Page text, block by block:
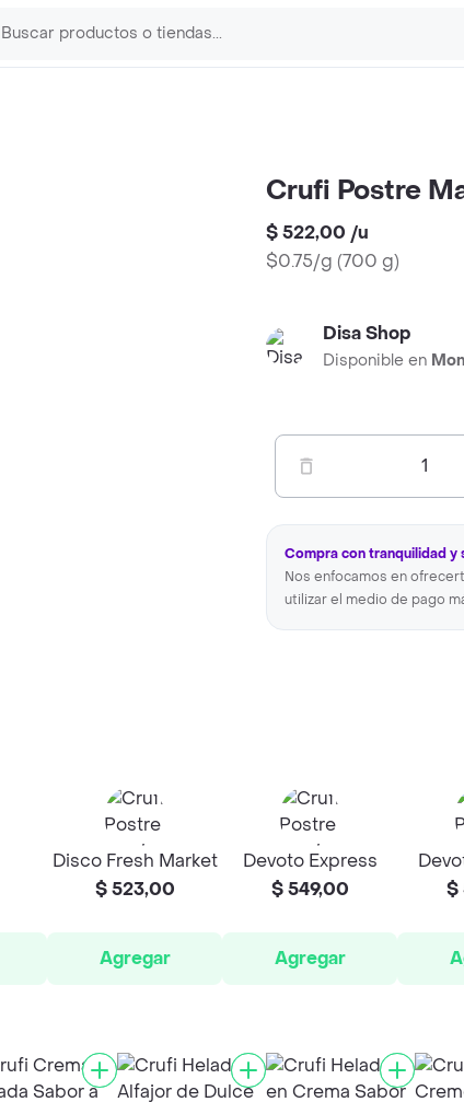
Crufi Postre
$ 522,00 /u
$0.75/g (700 g)
Disa Shop
Disponible en
1
Compra con tranquilidad y
Nos enfocamos en
utilizar el medio de pago
Disco Fresh Market
$ 523,00
Agregar
Devoto Express
$ 549,00
Agregar
$